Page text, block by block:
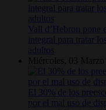
Vall d’Hebron pone
integral para tratar
adultos
Miércoles, 03 Marzo
El 30% de los
por el mal uso de